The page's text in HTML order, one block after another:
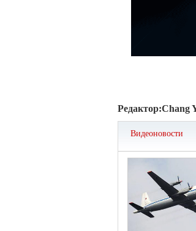
Редактор:
Видеоновости